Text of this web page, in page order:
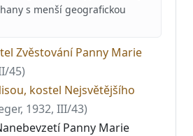
s menší geografickou
Zvěstování Panny Marie
45)
kostel Nejsvětějšího
1932, III/43)
Panny Marie